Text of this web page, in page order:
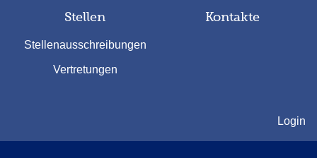
Stellen
Stellenausschreibungen
Vertretungen
Kontakte
Login